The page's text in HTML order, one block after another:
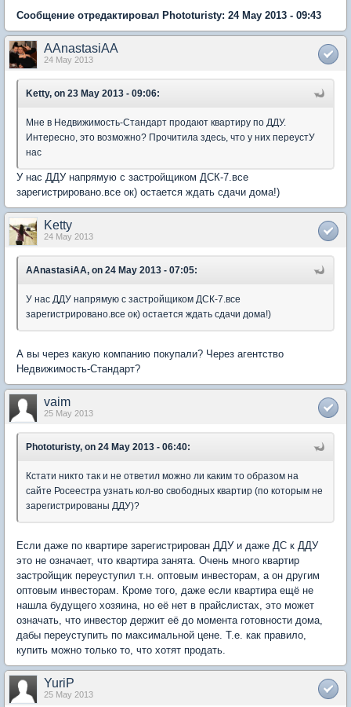
Сообщение отредактировал Phototuristy: 24 May 2013 - 09:43
AAnastasiAA
24 May 2013
Ketty, on 23 May 2013 - 09:06:
Мне в Недвижимость-Стандарт продают квартиру по ДДУ.
Интересно, это возможно? Прочитила здесь, что у них переустУ
нас
У нас ДДУ напрямую с застройщиком ДСК-7.все
зарегистрировано.все ок) остается ждать сдачи дома!)
Ketty
24 May 2013
AAnastasiAA, on 24 May 2013 - 07:05:
У нас ДДУ напрямую с застройщиком ДСК-7.все
зарегистрировано.все ок) остается ждать сдачи дома!)
А вы через какую компанию покупали? Через агентство
Недвижимость-Стандарт?
vaim
25 May 2013
Phototuristy, on 24 May 2013 - 06:40:
Кстати никто так и не ответил можно ли каким то образом на
сайте Росеестра узнать кол-во свободных квартир (по которым не
зарегистрированы ДДУ)?
Если даже по квартире зарегистрирован ДДУ и даже ДС к ДДУ
это не означает, что квартира занята. Очень много квартир
застройщик переуступил т.н. оптовым инвесторам, а он другим
оптовым инвесторам. Кроме того, даже если квартира ещё не
нашла будущего хозяина, но её нет в прайслистах, это может
означать, что инвестор держит её до момента готовности дома,
дабы переуступить по максимальной цене. Т.е. как правило,
купить можно только то, что хотят продать.
YuriP
25 May 2013